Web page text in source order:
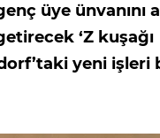
üye ünvanını
‘Z kuşağı
yeni işleri